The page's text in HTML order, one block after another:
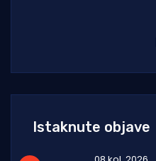
Istaknute objave